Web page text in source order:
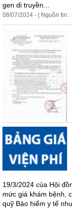
gen di truyền...
08/07/2024 - | Nguồn tin :
19/3/2024 của Hội
mức giá khám bệnh,
quỹ Bảo hiểm y tế